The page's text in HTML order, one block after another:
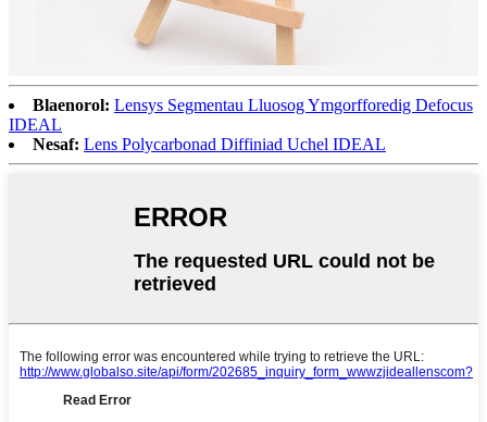
Blaenorol: Lensys Segmentau Lluosog Ymgorfforedig Defocus
IDEAL
Nesaf: Lens Polycarbonad Diffiniad Uchel IDEAL